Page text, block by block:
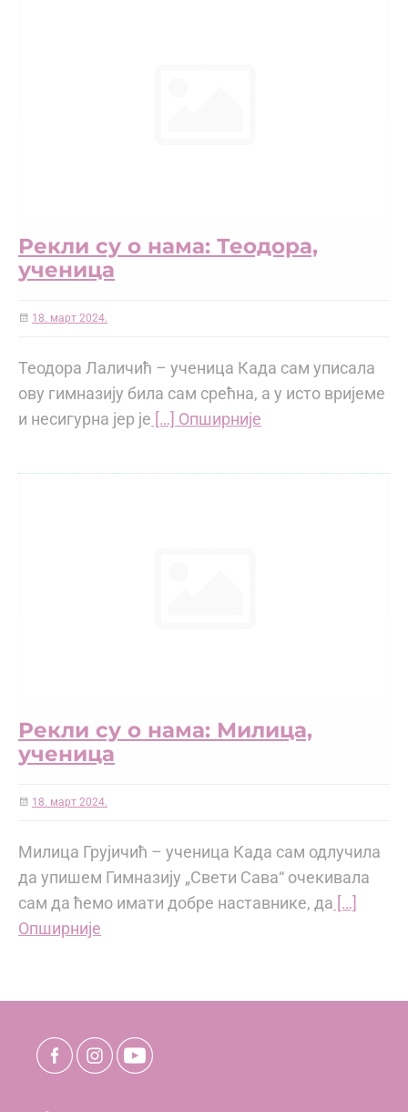
Рекли су о нама: Теодора,
ученица
18. март 2024.
Теодора Лаличић – ученица Када сам уписала
ову гимназију била сам срећна, а у исто вријеме
и несигурна јер је […] Опширније
Рекли су о нама: Милица,
ученица
18. март 2024.
Милица Грујичић – ученица Када сам одлучила
да упишем Гимназију „Свети Сава“ очекивала
сам да ћемо имати добре наставнике, да […]
Опширније